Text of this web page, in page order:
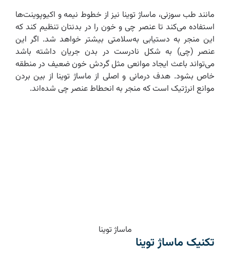
مانند طب سوزنی، ماساژ توینا نیز از خطوط نیمه و اکیوپوینت‌ها
استفاده می‌کند تا عنصر چی و خون را در بدنتان تنظیم کند که
این منجر به دستیابی به‌سلامتی بیشتر خواهد شد. اگر این
عنصر (چی) به شکل نادرست در بدن جریان داشته باشد
می‌تواند باعث ایجاد موانعی مثل گردش خون ضعیف در منطقه
خاص بشود. هدف درمانی و اصلی از ماساژ توینا از بین بردن
موانع انرژتیک است که منجر به انحطاط عنصر چی شده‌اند.
ماساژ توینا
تکنیک ماساژ توینا